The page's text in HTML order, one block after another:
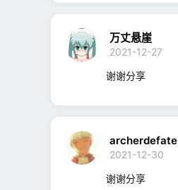
万丈悬崖
2021-12-27
谢谢分享
archerdefate
2021-12-30
谢谢分享